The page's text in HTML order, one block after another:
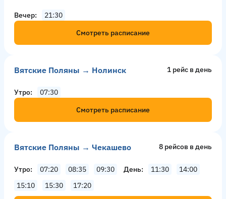
Вечер
21:30
Смотреть расписание
Вятские Поляны → Нолинск 1 рейс в день
Утро
07:30
Смотреть расписание
Вятские Поляны → Чекашево 8 рейсов в день
Утро 07:20 08:35 09:30 День 11:30
14:00
15:10
15:30 17:20